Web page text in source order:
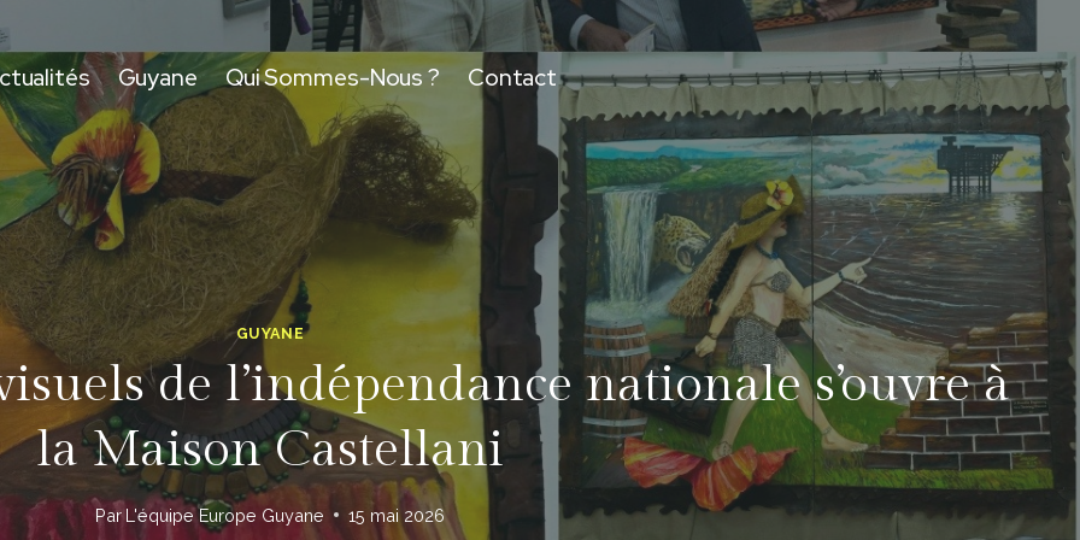
Guyane Qui Sommes-Nous ? Contact
GUYANE
de l’indépendance nationale s’ouvre à
la Maison Castellani
Par L'équipe Europe Guyane 15 mai 2026